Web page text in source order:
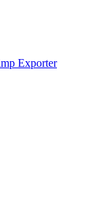
Exporter